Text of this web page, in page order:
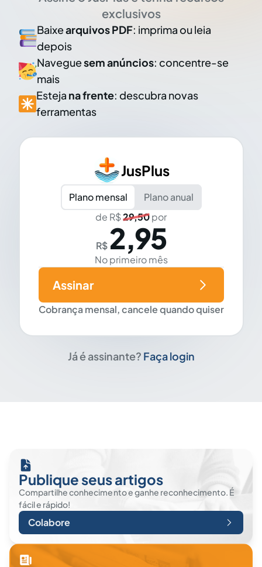
exclusivos
Baixearquivos PDF: imprima ou leia
depois
Naveguesem anúncios: concentre-se
mais
Esteja na frente: descubra novas
ferramentas
JusPlus
Plano mensal
Plano anual
de R$29,50por
R$ 2,95
No primeiro mês
Cobrança mensal, cancele quando quiser
Assinar
Já é assinante? Faça login
Publique seus artigos
Compartilhe conhecimento e ganhe reconhecimento. É
fácil e rápido!
Colabore